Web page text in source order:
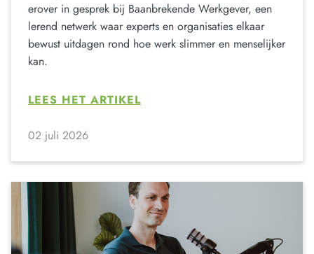
erover in gesprek bij Baanbrekende Werkgever, een
lerend netwerk waar experts en organisaties elkaar
bewust uitdagen rond hoe werk slimmer en menselijker
kan.
LEES HET ARTIKEL
02 juli 2026